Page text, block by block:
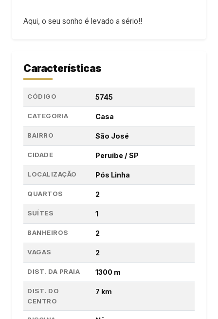
Aqui, o seu sonho é levado a sério!!
Características
CÓDIGO 5745
CATEGORIA Casa
BAIRRO São José
CIDADE Peruíbe / SP
LOCALIZAÇÃO Pós Linha
QUARTOS 2
SUÍTES 1
BANHEIROS 2
VAGAS 2
DIST. DA PRAIA 1300 m
DIST. DO
CENTRO
7 km